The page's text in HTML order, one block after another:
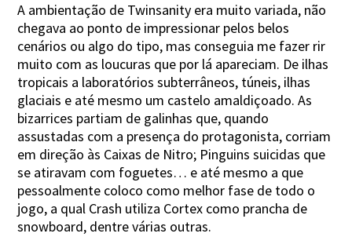
A ambientação de Twinsanity era muito variada, não
chegava ao ponto de impressionar pelos belos
cenários ou algo do tipo, mas conseguia me fazer rir
muito com as loucuras que por lá apareciam. De ilhas
tropicais a laboratórios subterrâneos, túneis, ilhas
glaciais e até mesmo um castelo amaldiçoado. As
bizarrices partiam de galinhas que, quando
assustadas com a presença do protagonista, corriam
em direção às Caixas de Nitro; Pinguins suicidas que
se atiravam com foguetes… e até mesmo a que
pessoalmente coloco como melhor fase de todo o
jogo, a qual Crash utiliza Cortex como prancha de
snowboard, dentre várias outras.